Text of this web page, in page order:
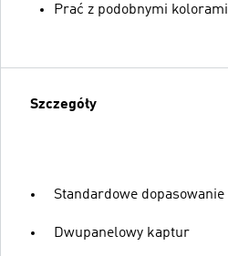
Prać z podobnymi kolorami
Szczegóły
Standardowe dopasowanie
Dwupanelowy kaptur